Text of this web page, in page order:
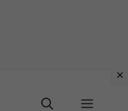
Menu